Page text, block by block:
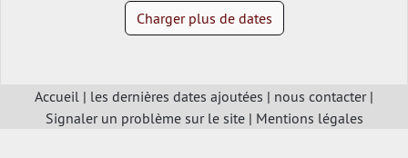
Charger plus de dates
Accueil | les dernières dates ajoutées | nous contacter|
Signaler un problème sur le site| Mentions légales